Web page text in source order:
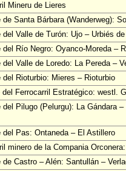
Mineru de Lieres
de Santa Bárbara (Wanderweg):
del Valle de Turón: Ujo – Urbiés
del Río Negro: Oyanco-Moreda –
del Valle de Loredo: La Pereda –
del Rioturbio: Mieres – Rioturbio
del Ferrocarril Estratégico: westl.
del Pilugo (Pelurgu): La Gándara
del Pas: Ontaneda – El Astillero
minero de la Compania
de Castro – Alén: Santullán –